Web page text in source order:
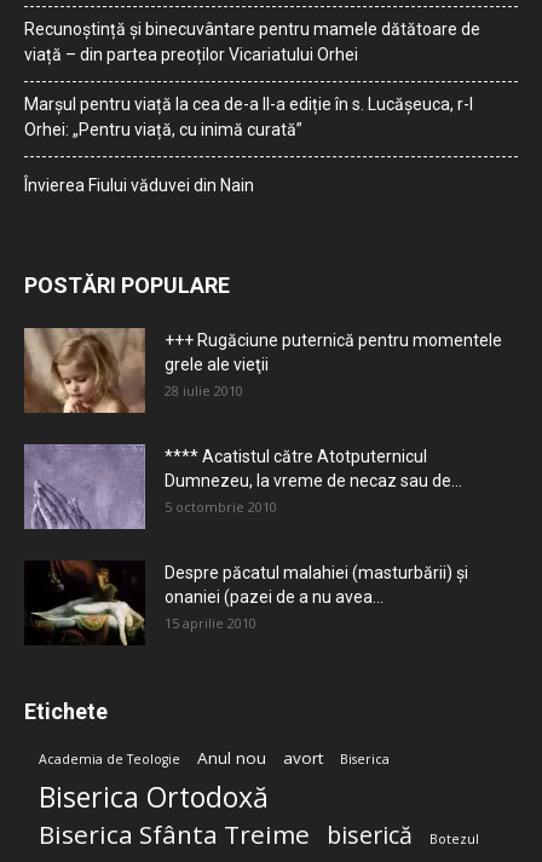
Recunoștință și binecuvântare pentru mamele dătătoare de
viață – din partea preoților Vicariatului Orhei
Marșul pentru viață la cea de-a II-a ediție în s. Lucășeuca, r-l
Orhei: „Pentru viață, cu inimă curată”
Învierea Fiului văduvei din Nain
POSTĂRI POPULARE
+++ Rugăciune puternică pentru momentele
grele ale vieţii
28 iulie 2010
**** Acatistul către Atotputernicul
Dumnezeu, la vreme de necaz sau de...
5 octombrie 2010
Despre păcatul malahiei (masturbării) şi
onaniei (pazei de a nu avea...
15 aprilie 2010
Etichete
Academia de Teologie Anul nou avort Biserica
Biserica Ortodoxă
Biserica Sfânta Treime biserică Botezul